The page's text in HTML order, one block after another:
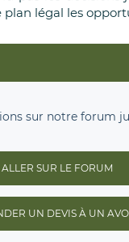
légal les
sur notre forum
ALLER SUR LE FORUM
UN DEVIS À UN